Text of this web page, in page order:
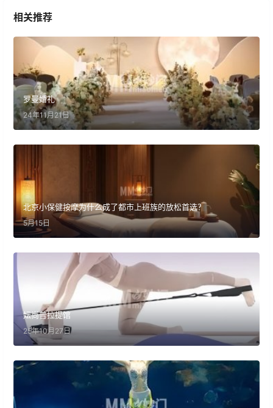
相关推荐
罗曼婚礼
24年11月21日
北京小保健按摩为什么成了都市上班族的放松首选？
5月15日
妘尚普拉提馆
25年10月27日